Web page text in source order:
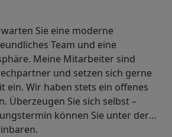
Sie eine moderne
Team und eine
Meine Mitarbeiter sind
und setzen sich gerne
ein. Wir haben stets ein offenes
Überzeugen Sie sich selbst –
können Sie unter der